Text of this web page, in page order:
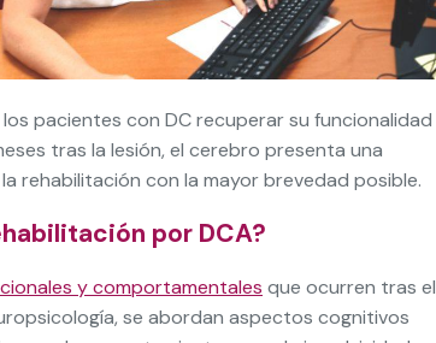
pacientes con DC recuperar su funcionalidad
tras la lesión, el cerebro presenta una
rehabilitación con la mayor brevedad posible.
por DCA?
y comportamentales que ocurren tras el
se abordan aspectos cognitivos